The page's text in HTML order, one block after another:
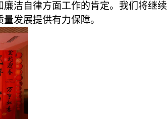
洁自律方面工作的肯定。我们将继续
发展提供有力保障。